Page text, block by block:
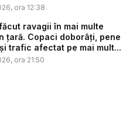
ora 12:38
ravagii în mai multe
țară. Copaci doborâți, pene
trafic afectat pe mai mult...
ora 21:50